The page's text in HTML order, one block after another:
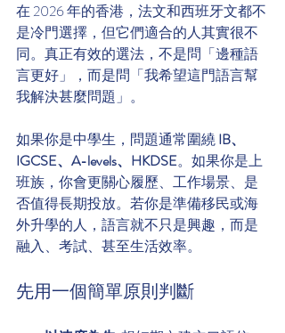
在 2026 年的香港，法文和西班牙文都不
是冷門選擇，但它們適合的人其實很不
同。真正有效的選法，不是問「邊種語
言更好」，而是問「我希望這門語言幫
我解決甚麼問題」。
如果你是中學生，問題通常圍繞 IB、
IGCSE、A-levels、HKDSE。如果你是上
班族，你會更關心履歷、工作場景、是
否值得長期投放。若你是準備移民或海
外升學的人，語言就不只是興趣，而是
融入、考試、甚至生活效率。
先用一個簡單原則判斷